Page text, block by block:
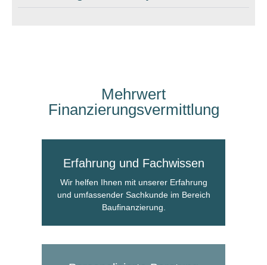
Mehrwert
Finanzierungs­vermittlung
Erfahrung und Fachwissen
Wir helfen Ihnen mit unserer Erfahrung
und umfassender Sachkunde im Bereich
Baufinanzierung.